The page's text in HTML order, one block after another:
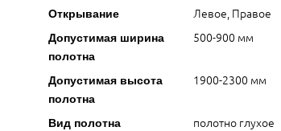
Открывание Левое, Правое
Допустимая ширина
полотна
500-900 мм
Допустимая высота
полотна
1900-2300 мм
Вид полотна полотно глухое